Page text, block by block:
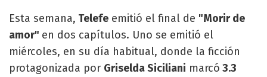
Esta semana, Telefe emitió el final de "Morir de
amor" en dos capítulos. Uno se emitió el
miércoles, en su día habitual, donde la ficción
protagonizada por Griselda Siciliani marcó 3.3